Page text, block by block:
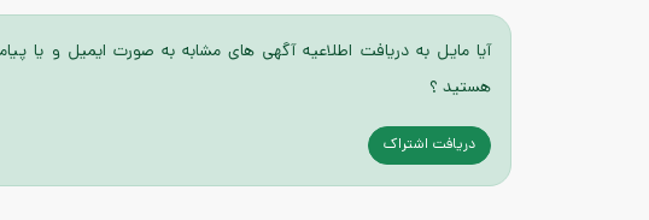
آیا مایل به دریافت اطلاعیه آگهی های مشابه به صورت ایمیل و یا
هستید ؟
دریافت اشتراک